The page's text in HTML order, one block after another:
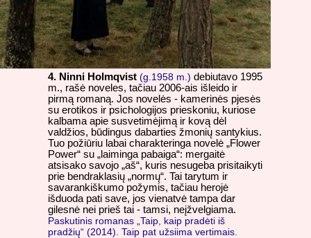
4. Ninni Holmqvist (g.1958 m.) debiutavo 1995
m., rašė noveles, tačiau 2006-ais išleido ir
pirmą romaną. Jos novelės - kamerinės pjesės
su erotikos ir psichologijos prieskoniu, kuriose
kalbama apie susvetimėjimą ir kovą dėl
valdžios, būdingus dabarties žmonių santykius.
Tuo požiūriu labai charakteringa novelė „Flower
Power“ su „laiminga pabaiga“: mergaitė
atsisako savojo „aš“, kuris nesugeba prisitaikyti
prie bendraklasių „normų“. Tai tarytum ir
savarankiškumo požymis, tačiau herojė
išduoda pati save, jos vienatvė tampa dar
gilesnė nei prieš tai - tamsi, neįžvelgiama.
Paskutinis romanas „Taip, kaip pradėti iš
pradžių“ (2014). Taip pat užsiima vertimais.